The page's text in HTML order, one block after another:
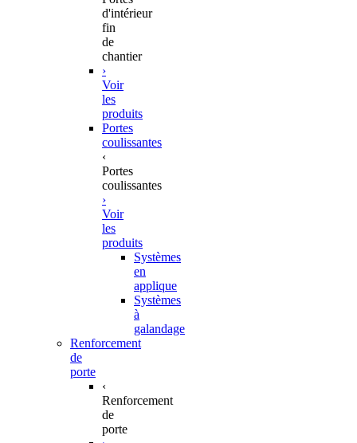
d'intérieur
fin
de
chantier
›
Voir
les
produits
Portes
coulissantes
‹
Portes
coulissantes
›
Voir
les
produits
Systèmes
en
applique
Systèmes
à
galandage
Renforcement
de
porte
‹
Renforcement
de
porte